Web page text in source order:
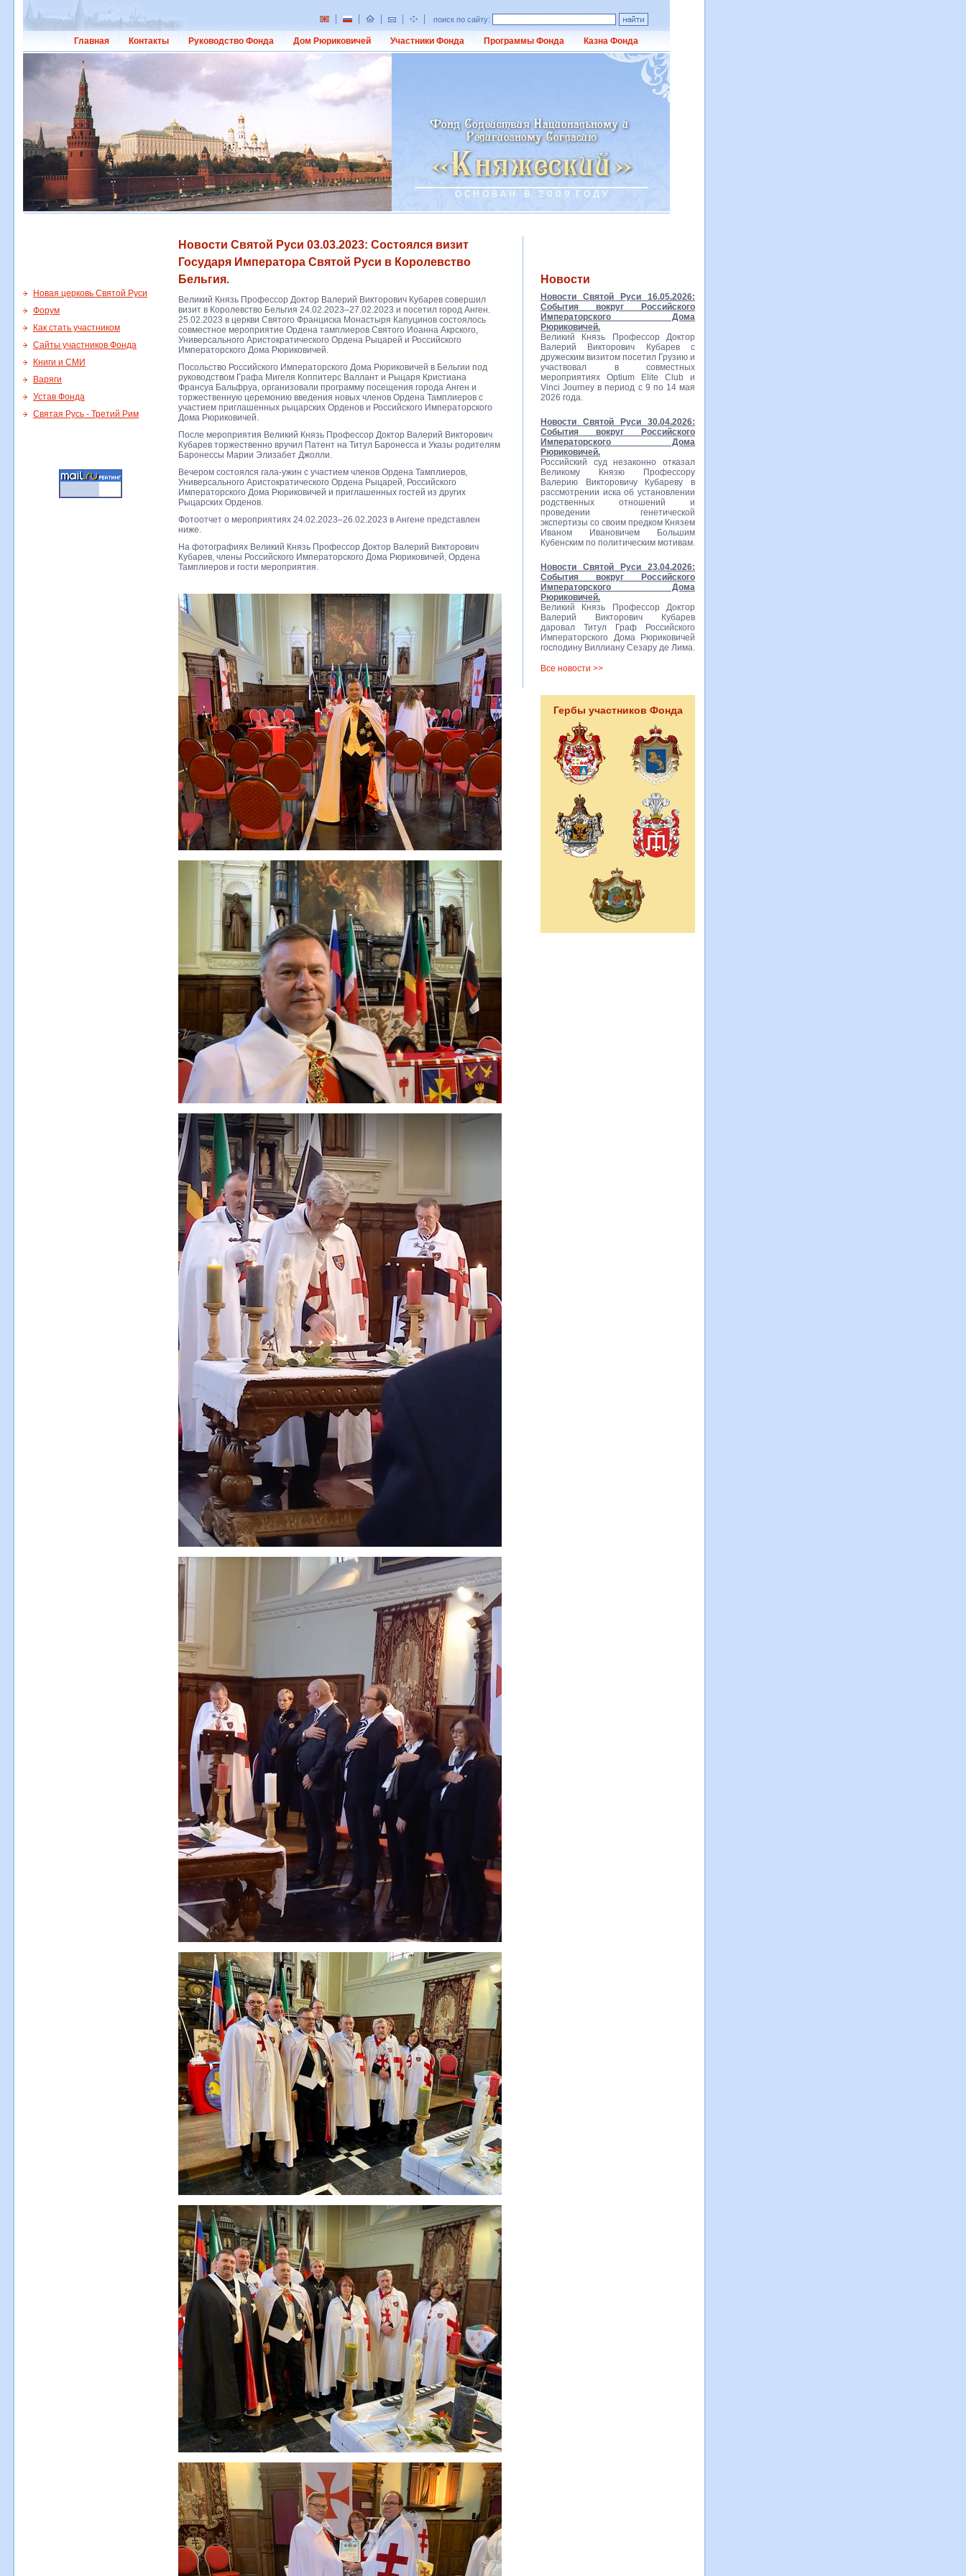
поиск по сайту:
Главная Контакты Руководство Фонда Дом Рюриковичей Участники Фонда Программы Фонда Казна Фонда
Новости Святой Руси 03.03.2023: Состоялся визит
Государя Императора Святой Руси в Королевство
Бельгия.
Новости
Новая церковь Святой Руси
Форум
Как стать участником
Сайты участников Фонда
Книги и СМИ
Варяги
Устав Фонда
Святая Русь - Третий Рим
Великий Князь Профессор Доктор Валерий Викторович Кубарев совершил
визит в Королевство Бельгия 24.02.2023–27.02.2023 и посетил город Анген.
25.02.2023 в церкви Святого Франциска Монастыря Капуцинов состоялось
совместное мероприятие Ордена тамплиеров Святого Иоанна Акрского,
Универсального Аристократического Ордена Рыцарей и Российского
Императорского Дома Рюриковичей.
Посольство Российского Императорского Дома Рюриковичей в Бельгии под
руководством Графа Мигеля Коппитерс Валлант и Рыцаря Кристиана
Франсуа Бальфруа, организовали программу посещения города Анген и
торжественную церемонию введения новых членов Ордена Тамплиеров с
участием приглашенных рыцарских Орденов и Российского Императорского
Дома Рюриковичей.
После мероприятия Великий Князь Профессор Доктор Валерий Викторович
Кубарев торжественно вручил Патент на Титул Баронесса и Указы родителям
Баронессы Марии Элизабет Джолли.
Вечером состоялся гала-ужин с участием членов Ордена Тамплиеров,
Универсального Аристократического Ордена Рыцарей, Российского
Императорского Дома Рюриковичей и приглашенных гостей из других
Рыцарских Орденов.
Фотоотчет о мероприятиях 24.02.2023–26.02.2023 в Ангене представлен
ниже.
На фотографиях Великий Князь Профессор Доктор Валерий Викторович
Кубарев, члены Российского Императорского Дома Рюриковичей, Ордена
Тамплиеров и гости мероприятия.
Новости Святой Руси 16.05.2026:
События вокруг Российского
Императорского Дома
Рюриковичей.
Великий Князь Профессор Доктор
Валерий Викторович Кубарев с
дружеским визитом посетил Грузию и
участвовал в совместных
мероприятиях Optium Elite Club и
Vinci Journey в период с 9 по 14 мая
2026 года.
Новости Святой Руси 30.04.2026:
События вокруг Российского
Императорского Дома
Рюриковичей.
Российский суд незаконно отказал
Великому Князю Профессору
Валерию Викторовичу Кубареву в
рассмотрении иска об установлении
родственных отношений и
проведении генетической
экспертизы со своим предком Князем
Иваном Ивановичем Большим
Кубенским по политическим мотивам.
Новости Святой Руси 23.04.2026:
События вокруг Российского
Императорского Дома
Рюриковичей.
Великий Князь Профессор Доктор
Валерий Викторович Кубарев
даровал Титул Граф Российского
Императорского Дома Рюриковичей
господину Виллиану Сезару де Лима.
Все новости >>
Гербы участников Фонда